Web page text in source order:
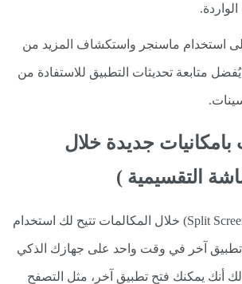
استخدام ماسنجر واستكشاف المزيد من
يُفضل متابعة تحديثات التطبيق للاستفادة من
جديدة خلال
التقسيمية )
الشاشة التقسيمية (Split Screen) خلال المكالمات تتيح لك استخدام
آخر في وقت واحد على جهازك الذكي
ذلك أنك يمكنك فتح تطبيق آخر، مثل التصفح